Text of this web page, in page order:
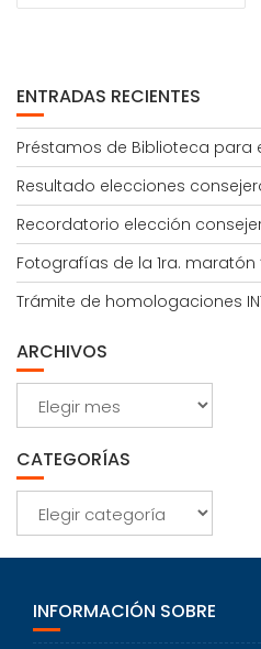
ENTRADAS RECIENTES
Préstamos de Biblioteca para
Resultado elecciones
Recordatorio elección
Fotografías de la 1ra. maratón
Trámite de homologaciones
ARCHIVOS
CATEGORÍAS
INFORMACIÓN SOBRE